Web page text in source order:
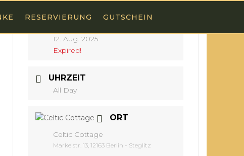
RESERVIERUNG GUTSCHEIN
12. Aug. 2025
Expired!
UHRZEIT
All Day
ORT
Celtic Cottage
Markelstr. 13, 12163 Berlin - Steglitz